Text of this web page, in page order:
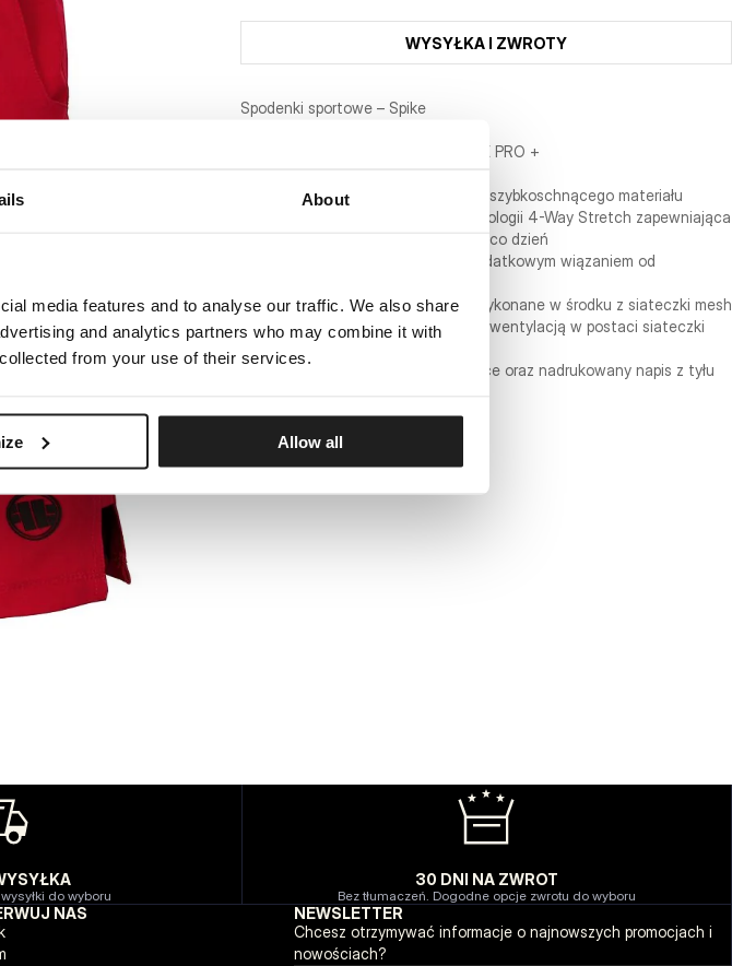
About
media features and to analyse our traffic. We also share
and analytics partners who may combine it with
from your use of their services.
Allow all
WYSYŁKA I ZWROTY
Spodenki sportowe – Spike
Profesjonalna Seria PERFORMANCE PRO +
- wykonane z bardzo wytrzymałego szybkoschnącego materiału
- lekka elastyczna tkanina w technologii 4-Way Stretch zapewniająca
wygodę podczas treningów jak i na co dzień
- w pasie elastyczny ściągacz z dodatkowym wiązaniem od
- dwie otwarte kieszenie na ręce wykonane w środku z siateczki mesh
- nogawki od wewnętrznej strony z wentylacją w postaci siateczki
mesh
- silikonowe logo Pit Bull na nogawce oraz nadrukowany napis z tyłu
do wyboru
30 DNI NA ZWROT
Bez tłumaczeń. Dogodne opcje zwrotu do wyboru
NAS
NEWSLETTER
Chcesz otrzymywać informacje o najnowszych promocjach i
nowościach?